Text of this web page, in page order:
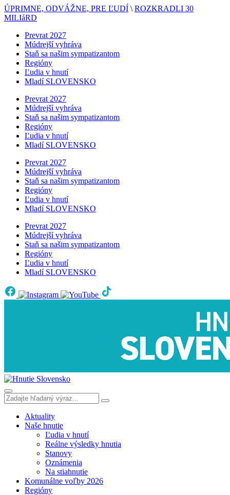
ÚPRIMNE, ODVÁŽNE, PRE ĽUDÍ \ ROZKRADLI 30
MILIáRD
Prevrat 2027
Múdrejší vyhráva
Staň sa našim sympatizantom
Regióny
Ľudia v hnutí
Mladí SLOVENSKO
Prevrat 2027
Múdrejší vyhráva
Staň sa našim sympatizantom
Regióny
Ľudia v hnutí
Mladí SLOVENSKO
Prevrat 2027
Múdrejší vyhráva
Staň sa našim sympatizantom
Regióny
Ľudia v hnutí
Mladí SLOVENSKO
Prevrat 2027
Múdrejší vyhráva
Staň sa našim sympatizantom
Regióny
Ľudia v hnutí
Mladí SLOVENSKO
Aktuality
Naše hnutie
Ľudia v hnutí
Reálne výsledky hnutia
Stanovy
Oznámenia
Na stiahnutie
Komunálne voľby 2026
Regióny